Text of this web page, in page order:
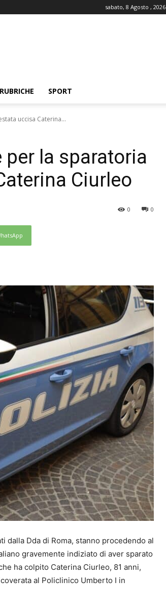
sabato, 8 Agosto , 2026
RUBRICHE SPORT
uccisa Caterina...
per la sparatoria
Ciurleo
0
0
dalla Dda di Roma, stanno procedendo al
gravemente indiziato di aver sparato
ha colpito Caterina Ciurleo, 81 anni,
al Policlinico Umberto I in